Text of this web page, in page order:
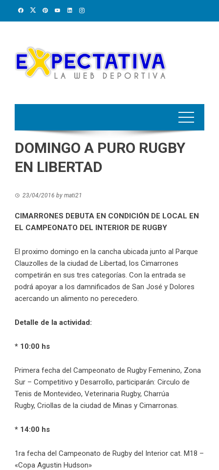
DOMINGO A PURO RUGBY
EN LIBERTAD
23/04/2016 by mati21
CIMARRONES DEBUTA EN CONDICIÓN DE LOCAL EN
EL CAMPEONATO DEL INTERIOR DE RUGBY
El proximo domingo en la cancha ubicada junto al Parque
Clauzolles de la ciudad de Libertad, los Cimarrones
competirán en sus tres categorías. Con la entrada se
podrá apoyar a los damnificados de San José y Dolores
acercando un alimento no perecedero.
Detalle de la actividad:
* 10:00 hs
Primera fecha del Campeonato de Rugby Femenino, Zona
Sur – Competitivo y Desarrollo, participarán: Circulo de
Tenis de Montevideo, Veterinaria Rugby, Charrúa
Rugby, Criollas de la ciudad de Minas y Cimarronas.
* 14:00 hs
1ra fecha del Campeonato de Rugby del Interior cat. M18 –
«Copa Agustin Hudson»